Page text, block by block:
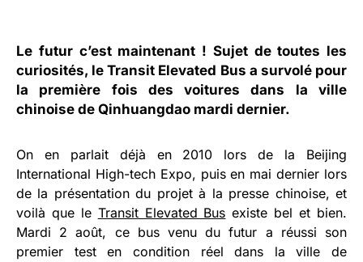
Le futur c’est maintenant ! Sujet de toutes les
curiosités, leTransit Elevated Bus a survolé pour
la première fois des voitures dans la ville
chinoise de Qinhuangdao mardi dernier.
On en parlait déjà en 2010 lors de la Beijing
International High-tech Expo, puis en mai dernier lors
de la présentation du projet à la presse chinoise, et
voilà que le Transit Elevated Bus existe bel et bien.
Mardi 2 août, ce bus venu du futur a réussi son
premier test en condition réel dans la ville de